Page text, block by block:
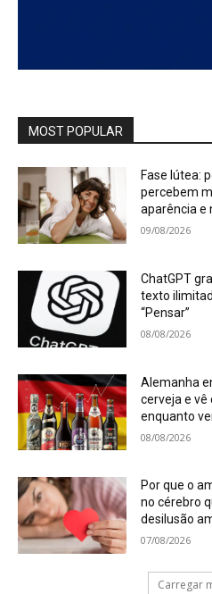
MOST POPULAR
Fase lútea:
percebem
aparência e
09/08/2026
ChatGPT
texto
“Pensar”
08/08/2026
Alemanha
cerveja e
enquanto
08/08/2026
Por que o
no cérebro
desilusão
07/08/2026
Carregar